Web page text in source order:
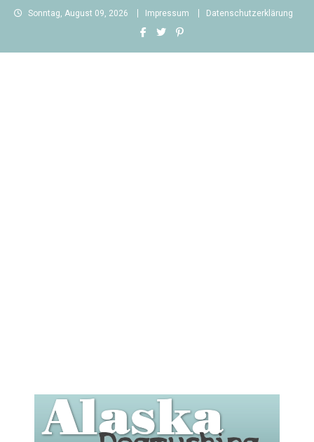
Skip
Sonntag, August 09, 2026 Impressum Datenschutzerklärung